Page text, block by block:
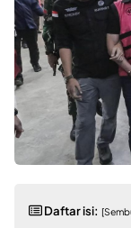
Daftar isi: